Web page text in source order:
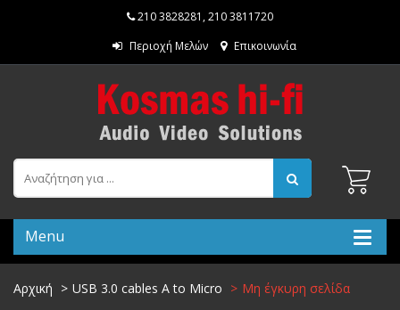
210 3828281 ,210 3811720
Περιοχή Μελών
Επικοινωνία
Menu
Αρχική USB 3.0 cables A to Micro Μη έγκυρη σελίδα